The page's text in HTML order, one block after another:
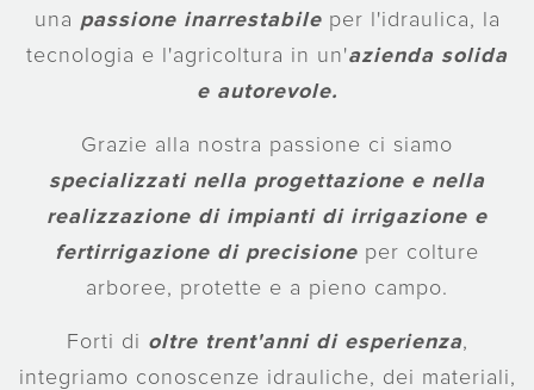
una passione inarrestabileper l'idraulica, la
tecnologia e l'agricoltura in un'azienda solida
e autorevole.
Grazie alla nostra passione ci siamo
specializzati nella progettazione e nella
realizzazione di impianti di irrigazione e
fertirrigazione di precisione per colture
arboree, protette e a pieno campo.
Forti di oltre trent'anni di esperienza,
integriamo conoscenze idrauliche, dei materiali,